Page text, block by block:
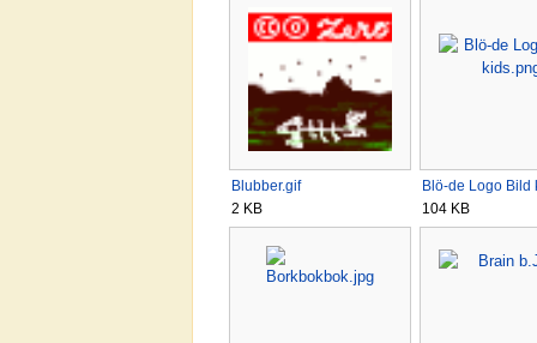
Blubber.gif
2 KB
Blö-de Logo
104 KB